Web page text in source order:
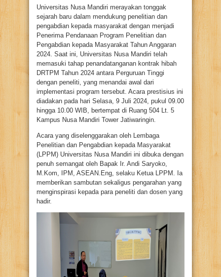
Universitas Nusa Mandiri merayakan tonggak
sejarah baru dalam mendukung penelitian dan
pengabdian kepada masyarakat dengan menjadi
Penerima Pendanaan Program Penelitian dan
Pengabdian kepada Masyarakat Tahun Anggaran
2024. Saat ini, Universitas Nusa Mandiri telah
memasuki tahap penandatanganan kontrak hibah
DRTPM Tahun 2024 antara Perguruan Tinggi
dengan peneliti, yang menandai awal dari
implementasi program tersebut. Acara prestisius ini
diadakan pada hari Selasa, 9 Juli 2024, pukul 09.00
hingga 10.00 WIB, bertempat di Ruang 504 Lt. 5
Kampus Nusa Mandiri Tower Jatiwaringin.
Acara yang diselenggarakan oleh Lembaga
Penelitian dan Pengabdian kepada Masyarakat
(LPPM) Universitas Nusa Mandiri ini dibuka dengan
penuh semangat oleh Bapak Ir. Andi Saryoko,
M.Kom, IPM, ASEAN.Eng, selaku Ketua LPPM. Ia
memberikan sambutan sekaligus pengarahan yang
menginspirasi kepada para peneliti dan dosen yang
hadir.